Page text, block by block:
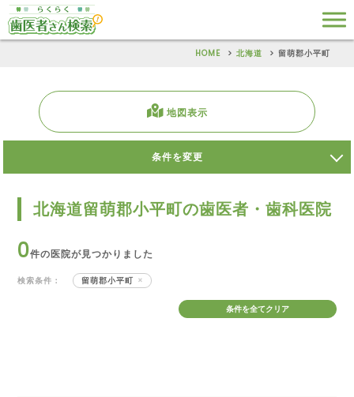
HOME 北海道 留萌郡小平町
地図表示
条件を変更
北海道留萌郡小平町の歯医者・歯科医院
0件の医院が見つかりました
検索条件： 留萌郡小平町
条件を全てクリア